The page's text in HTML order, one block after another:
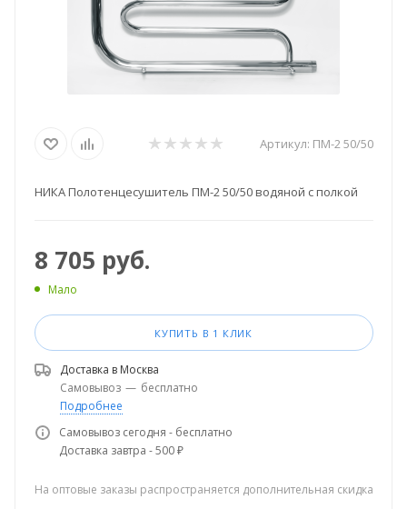
Артикул: ПМ-2 50/50
НИКА Полотенцесушитель ПМ-2 50/50 водяной с полкой
8 705 руб.
Мало
КУПИТЬ В 1 КЛИК
Доставка в Москва
Самовывоз — бесплатно
Подробнее
Самовывоз сегодня - бесплатно
Доставка завтра - 500 ₽
На оптовые заказы распространяется дополнительная скидка